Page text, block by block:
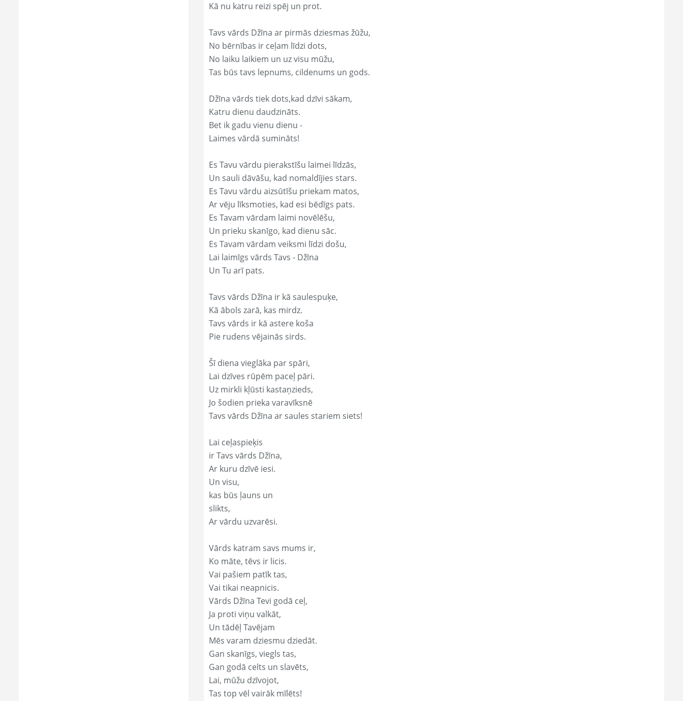
Kā nu katru reizi spēj un prot.
Tavs vārds Džīna ar pirmās dziesmas žūžu,
No bērnības ir ceļam līdzi dots,
No laiku laikiem un uz visu mūžu,
Tas būs tavs lepnums, cildenums un gods.
Džīna vārds tiek dots,kad dzīvi sākam,
Katru dienu daudzināts.
Bet ik gadu vienu dienu -
Laimes vārdā sumināts!
Es Tavu vārdu pierakstīšu laimei līdzās,
Un sauli dāvāšu, kad nomaldījies stars.
Es Tavu vārdu aizsūtīšu priekam matos,
Ar vēju līksmoties, kad esi bēdīgs pats.
Es Tavam vārdam laimi novēlēšu,
Un prieku skanīgo, kad dienu sāc.
Es Tavam vārdam veiksmi līdzi došu,
Lai laimīgs vārds Tavs - Džīna
Un Tu arī pats.
Tavs vārds Džīna ir kā saulespuķe,
Kā ābols zarā, kas mirdz.
Tavs vārds ir kā astere koša
Pie rudens vējainās sirds.
Šī diena vieglāka par spāri,
Lai dzīves rūpēm paceļ pāri.
Uz mirkli kļūsti kastaņzieds,
Jo šodien prieka varavīksnē
Tavs vārds Džīna ar saules stariem siets!
Lai ceļaspieķis
ir Tavs vārds Džīna,
Ar kuru dzīvē iesi.
Un visu,
kas būs ļauns un
slikts,
Ar vārdu uzvarēsi.
Vārds katram savs mums ir,
Ko māte, tēvs ir licis.
Vai pašiem patīk tas,
Vai tikai neapnicis.
Vārds Džīna Tevi godā ceļ,
Ja proti viņu valkāt,
Un tādēļ Tavējam
Mēs varam dziesmu dziedāt.
Gan skanīgs, viegls tas,
Gan godā celts un slavēts,
Lai, mūžu dzīvojot,
Tas top vēl vairāk mīlēts!